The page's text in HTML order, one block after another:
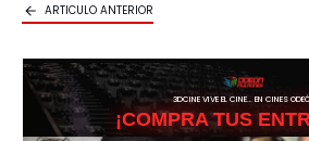
ARTICULO ANTERIOR
3DCINE VIVE EL CINE… EN CINES
¡COMPRA TUS